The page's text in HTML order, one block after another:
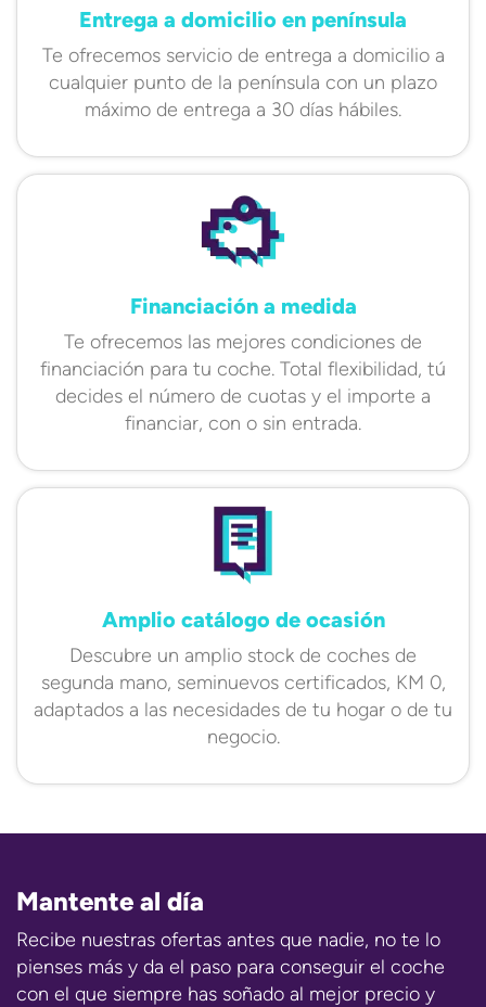
Entrega a domicilio en península
Te ofrecemos servicio de entrega a domicilio a
cualquier punto de la península con un plazo
máximo de entrega a 30 días hábiles.
Financiación a medida
Te ofrecemos las mejores condiciones de
financiación para tu coche. Total flexibilidad, tú
decides el número de cuotas y el importe a
financiar, con o sin entrada.
Amplio catálogo de ocasión
Descubre un amplio stock de coches de
segunda mano, seminuevos certificados, KM 0,
adaptados a las necesidades de tu hogar o de tu
negocio.
Mantente al día
Recibe nuestras ofertas antes que nadie, no te lo
pienses más y da el paso para conseguir el coche
con el que siempre has soñado al mejor precio y